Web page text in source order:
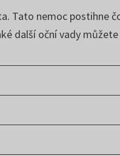
Tato nemoc postihne
další oční vady